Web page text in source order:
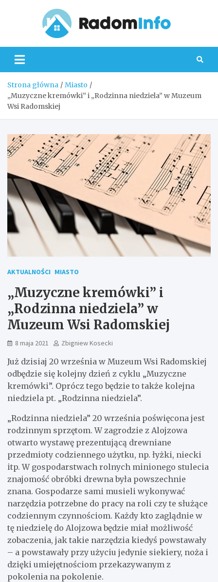
Strona główna
Miasto
„Muzyczne kremówki” i „Rodzinna niedziela” w Muzeum
Wsi Radomskiej
AKTUALNOŚCI MIASTO
„Muzyczne kremówki” i
„Rodzinna niedziela” w
Muzeum Wsi Radomskiej
8 maja 2021 Zbigniew Kosecki
Już dzisiaj 20 września w Muzeum Wsi Radomskiej
odbędzie się kolejny dzień z cyklu „Muzyczne
kremówki”. Oprócz tego będzie to także kolejna
niedziela pt. „Rodzinna niedziela”.
„Rodzinna niedziela” 20 września poświęcona jest
rodzinnym sprzętom. W zagrodzie z Alojzowa
otwarto wystawę prezentującą drewniane
przedmioty codziennego użytku, np. łyżki, niecki
itp. W gospodarstwach rolnych minionego stulecia
znajomość obróbki drewna była powszechnie
znana. Gospodarze sami musieli wykonywać
narzędzia potrzebne do pracy na roli czy te służące
codziennym czynnościom. Każdy kto zaglądnie w
tę niedzielę do Alojzowa będzie miał możliwość
zobaczenia, jak takie narzędzia kiedyś powstawały
– a powstawały przy użyciu jedynie siekiery, noża i
dzięki umiejętnościom przekazywanym z
pokolenia na pokolenie.